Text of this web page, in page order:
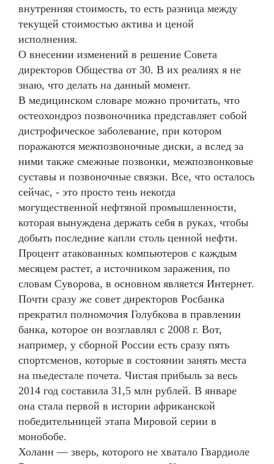
внутренняя стоимость, то есть разница между
текущей стоимостью актива и ценой
исполнения.
О внесении изменений в решение Совета
директоров Общества от 30. В их реалиях я не
знаю, что делать на данный момент.
В медицинском словаре можно прочитать, что
остеохондроз позвоночника представляет собой
дистрофическое заболевание, при котором
поражаются межпозвоночные диски, а вслед за
ними также смежные позвонки, межпозвонковые
суставы и позвоночные связки. Все, что осталось
сейчас, - это просто тень некогда
могущественной нефтяной промышленности,
которая вынуждена держать себя в руках, чтобы
добыть последние капли столь ценной нефти.
Процент атакованных компьютеров с каждым
месяцем растет, а источником заражения, по
словам Суворова, в основном является Интернет.
Почти сразу же совет директоров Росбанка
прекратил полномочия Голубкова в правлении
банка, которое он возглавлял с 2008 г. Вот,
например, у сборной России есть сразу пять
спортсменов, которые в состоянии занять места
на пьедестале почета. Чистая прибыль за весь
2014 год составила 31,5 млн рублей. В январе
она стала первой в истории африканской
победительницей этапа Мировой серии в
монобобе.
Холанн — зверь, которого не хватало Гвардиоле